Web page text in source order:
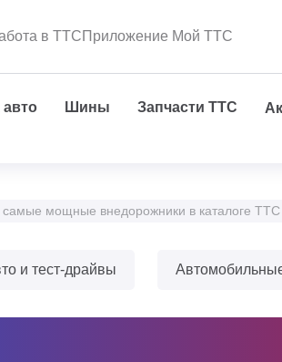
в ТТСПриложение Мой ТТС
Шины Запчасти ТТС
самые мощные внедорожники в каталоге ТТС
и тест-драйвы